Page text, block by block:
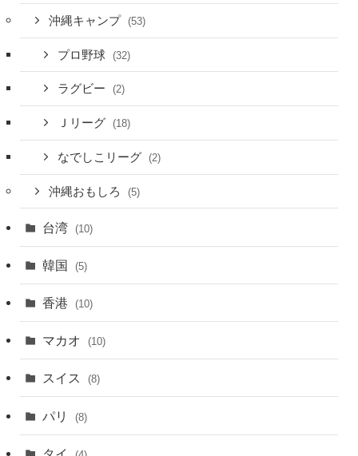
沖縄キャンプ (53)
プロ野球 (32)
ラグビー (2)
Ｊリーグ (18)
なでしこリーグ (2)
沖縄おもしろ (5)
台湾 (10)
韓国 (5)
香港 (10)
マカオ (10)
スイス (8)
パリ (8)